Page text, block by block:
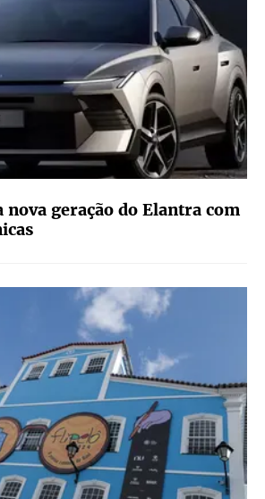
geração do Elantra com